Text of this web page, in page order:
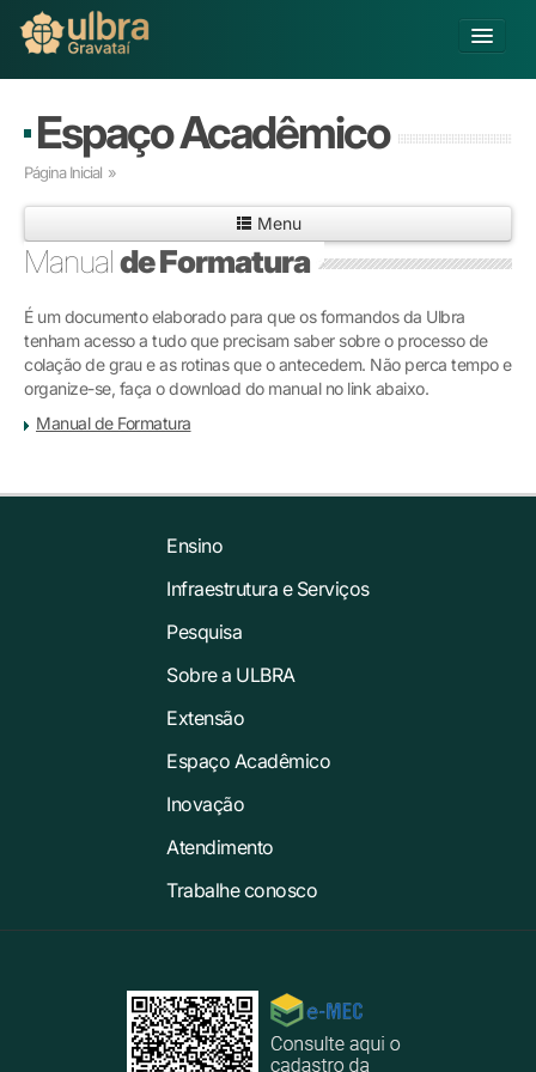
Buscar
Matricule-se
Graduação
Pós-graduação
Educação a Distância
Extensão
Inovação
Espaço Acadêmico
Página Inicial »
Menu
Manualde Formatura
É um documento elaborado para que os formandos da Ulbra
tenham acesso a tudo que precisam saber sobre o processo de
colação de grau e as rotinas que o antecedem. Não perca tempo e
organize-se, faça o download do manual no link abaixo.
Manual de Formatura
Ensino
Infraestrutura e Serviços
Pesquisa
Sobre a ULBRA
Extensão
Espaço Acadêmico
Inovação
Atendimento
Trabalhe conosco